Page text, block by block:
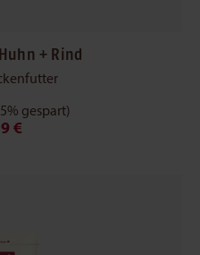
+ Rind
gespart)
€